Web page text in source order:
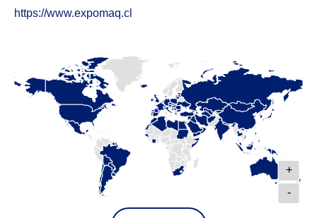
https://www.expomaq.cl
+
-